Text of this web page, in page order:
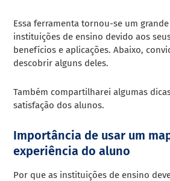
Essa ferramenta tornou-se um
instituições de ensino devido aos
benefícios e aplicações. Abaixo,
descobrir alguns deles.
Também compartilharei algumas
satisfação dos alunos.
Importância de usar um
experiência do aluno
Por que as instituições de ensino